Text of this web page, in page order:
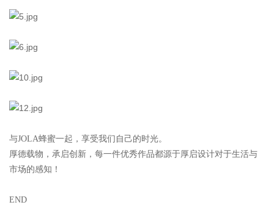
与JOLA蜂蜜一起，享受我们自己的时光。
厚德载物，承启创新，每一件优秀作品都源于厚启设计对于生活与
市场的感知！
END